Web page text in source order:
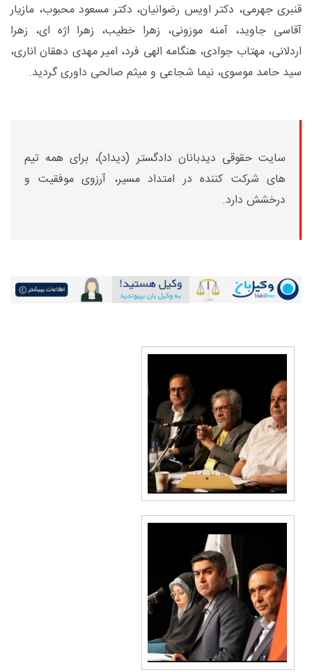
قنبری جهرمی، دکتر اویس رضوانیان، دکتر مسعود محبوب، مازیار
آقاسی جاوید، آمنه موزونی، زهرا خطیب، زهرا اژه ای، زهرا
اردلانی، مهتاب جوادی، هنگامه الهی فرد، امیر مهدی دهقان اناری،
سید حامد موسوی، نیما شجاعی و میثم صالحی داوری گردید.
سایت حقوقی دیدبانان دادگستر (دیداد)، برای همه تیم
های شرکت کننده در امتداد مسیر، آرزوی موفقیت و
درخشش دارد.